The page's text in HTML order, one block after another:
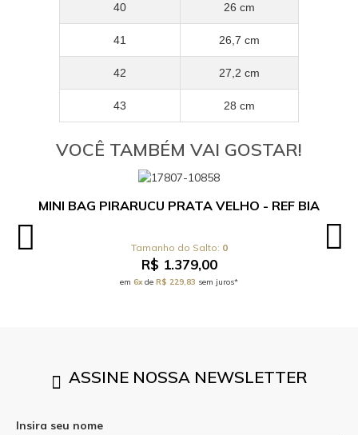
40 26 cm
41 26,7 cm
42 27,2 cm
43 28 cm
VOCÊ TAMBÉM VAI GOSTAR!
MINI BAG PIRARUCU PRATA VELHO - REF BIA
0
R$ 1.379,00
em 6xde R$ 229,83 sem juros*
ASSINE NOSSA NEWSLETTER
Insira seu nome